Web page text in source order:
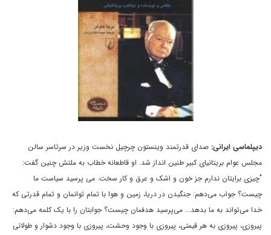
ديپلماسى ايرانى: صداى قدرتمند وينستون چرچيل نخست وزير در سرتاسر سالن
مجلس عوام بريتانياى کبير طنين انداز شد. او قاطعانه خطاب به ملتش چنين گفت:
"چيزى برايتان ندارم جز خون و اشک و عرق و کار سخت. مى پرسيد سياست ما
چيست؟ جواب مى‌دهم: جنگيدن در دريا، زمين و هوا با تمام توانمان و تمام قدرتى که
خدا مى‌تواند به ما بدهد... مى‌پرسيد هدفمان چيست؟ جوابتان را با يک کلمه مى‌دهم:
پيروزى، پيروزى به هر قيمتى، پيروزى با وجود وحشت، پيروزى با وجود دشوار و طولانى